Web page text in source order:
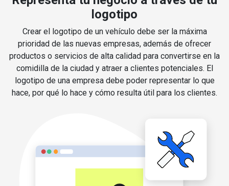
logotipo
Crear el logotipo de un vehículo debe ser la máxima
prioridad de las nuevas empresas, además de ofrecer
productos o servicios de alta calidad para convertirse en la
comidilla de la ciudad y atraer a clientes potenciales. El
logotipo de una empresa debe poder representar lo que
hace, por qué lo hace y cómo resulta útil para los clientes.